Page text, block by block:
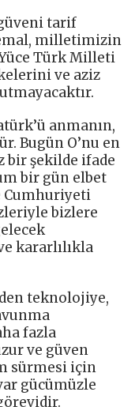
tarif
milletimizin
Türk Milleti
ve aziz
anmanın,
Bugün O’nu en
bir şekilde ifade
bir gün elbet
Cumhuriyeti
bizlere
kararlılıkla
teknolojiye,
fazla
ve güven
sürmesi için
gücümüzle